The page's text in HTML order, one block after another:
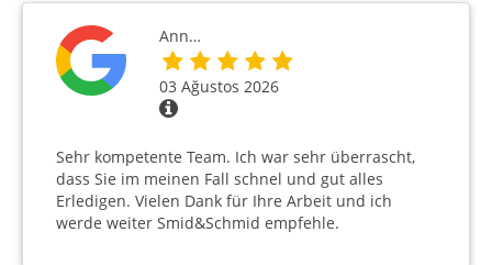
Ann…
03 Ağustos 2026
Sehr kompetente Team. Ich war sehr überrascht,
dass Sie im meinen Fall schnel und gut alles
Erledigen. Vielen Dank für Ihre Arbeit und ich
werde weiter Smid&Schmid empfehle.